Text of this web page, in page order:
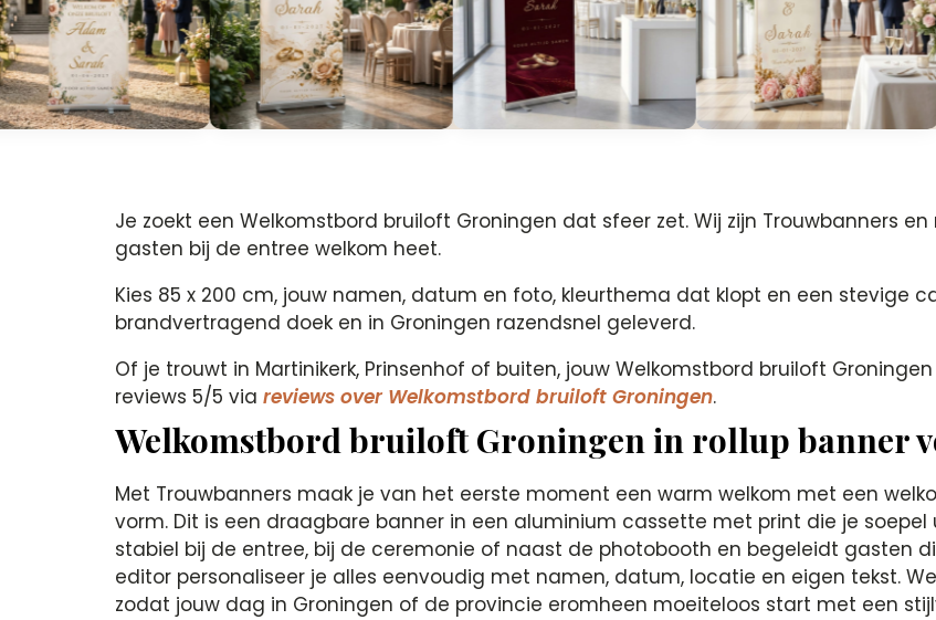
Je zoekt een Welkomstbord bruiloft Groningen dat sfeer zet. Wij zijn Trouwbanners
gasten bij de entree welkom heet.
Kies 85 x 200 cm, jouw namen, datum en foto, kleurthema dat klopt en een stevige
brandvertragend doek en in Groningen razendsnel geleverd.
Of je trouwt in Martinikerk, Prinsenhof of buiten, jouw Welkomstbord bruiloft
reviews 5/5 via reviews over Welkomstbord bruiloft Groningen.
Welkomstbord bruiloft Groningen in rollup banner
Met Trouwbanners maak je van het eerste moment een warm welkom met een
vorm. Dit is een draagbare banner in een aluminium cassette met print die je
stabiel bij de entree, bij de ceremonie of naast de photobooth en begeleidt gasten
editor personaliseer je alles eenvoudig met namen, datum, locatie en eigen tekst.
zodat jouw dag in Groningen of de provincie eromheen moeiteloos start met een